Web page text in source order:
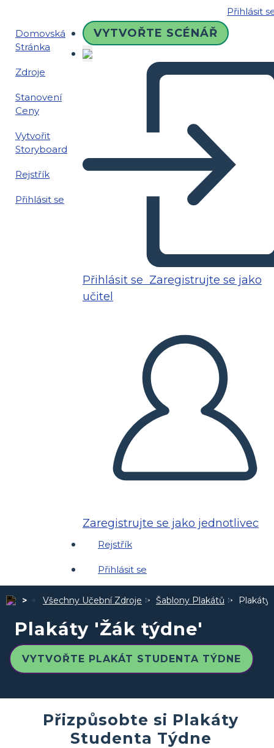
Přihlásit
Domovská
Stránka
Zdroje
Stanovení
Ceny
Vytvořit
Storyboard
Rejstřík
Přihlásit se
VYTVOŘTE SCÉNÁŘ
Přihlásit se Zaregistrujte se jako
učitel
Zaregistrujte se jako jednotlivec
Rejstřík
Přihlásit se
Všechny Učební Zdroje Šablony Plakátů Plakáty
Plakáty 'Žák týdne'
VYTVOŘTE PLAKÁT STUDENTA TÝDNE
Přizpůsobte si Plakáty
Studenta Týdne